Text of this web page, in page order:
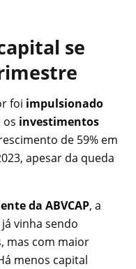
se
foi impulsionado
os investimentos
de 59% em
apesar da queda
da ABVCAP, a
vinha sendo
mas com maior
menos capital